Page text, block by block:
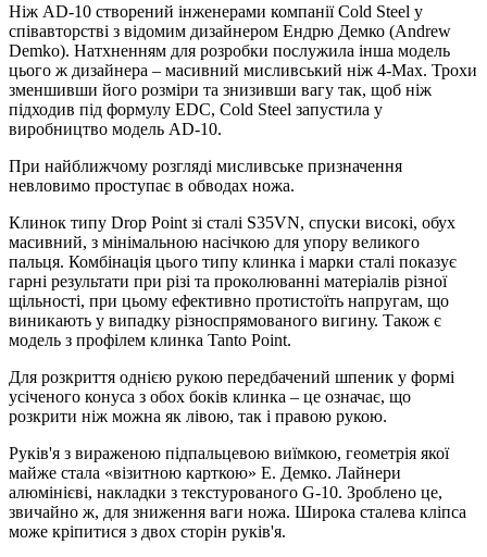
Ніж AD-10 створений інженерами компанії Cold Steel у
співавторстві з відомим дизайнером Ендрю Демко (Andrew
Demko). Натхненням для розробки послужила інша модель
цього ж дизайнера – масивний мисливський ніж 4-Max. Трохи
зменшивши його розміри та знизивши вагу так, щоб ніж
підходив під формулу EDC, Cold Steel запустила у
виробництво модель AD-10.
При найближчому розгляді мисливське призначення
невловимо проступає в обводах ножа.
Клинок типу Drop Point зі сталі S35VN, спуски високі, обух
масивний, з мінімальною насічкою для упору великого
пальця. Комбінація цього типу клинка і марки сталі показує
гарні результати при різі та проколюванні матеріалів різної
щільності, при цьому ефективно протистоїть напругам, що
виникають у випадку різноспрямованого вигину. Також є
модель з профілем клинка Tanto Point.
Для розкриття однією рукою передбачений шпеник у формі
усіченого конуса з обох боків клинка – це означає, що
розкрити ніж можна як лівою, так і правою рукою.
Руків'я з вираженою підпальцевою виїмкою, геометрія якої
майже стала «візитною карткою» Е. Демко. Лайнери
алюмінієві, накладки з текстурованого G-10. Зроблено це,
звичайно ж, для зниження ваги ножа. Широка сталева кліпса
може кріпитися з двох сторін руків'я.